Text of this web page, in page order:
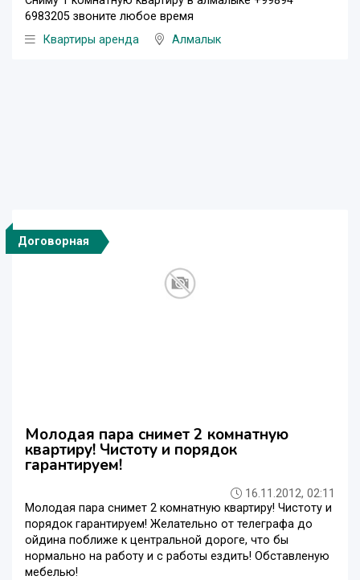
6983205 звоните любое время
Квартиры аренда
Алмалык
Договорная
Молодая пара снимет 2 комнатную
квартиру! Чистоту и порядок
гарантируем!
16.11.2012, 02:11
Молодая пара снимет 2 комнатную квартиру! Чистоту и
порядок гарантируем! Желательно от телеграфа до
ойдина поближе к центральной дороге, что бы
нормально на работу и с работы ездить! Обставленую
мебелью!